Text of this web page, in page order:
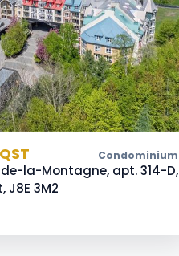
Condominium
de-la-Montagne, apt. 314-D,
J8E 3M2